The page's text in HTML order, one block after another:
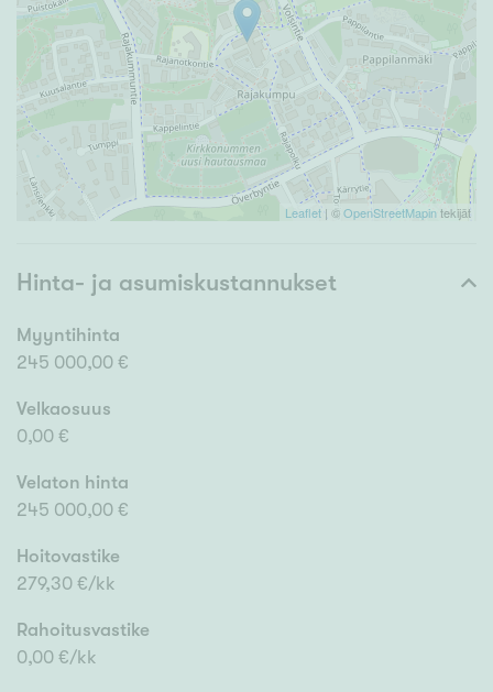
Leaflet | ©OpenStreetMapintekijät
Hinta- ja asumiskustannukset
Myyntihinta
245 000,00 €
Velkaosuus
0,00 €
Velaton hinta
245 000,00 €
Hoitovastike
279,30 €/kk
Rahoitusvastike
0,00 €/kk